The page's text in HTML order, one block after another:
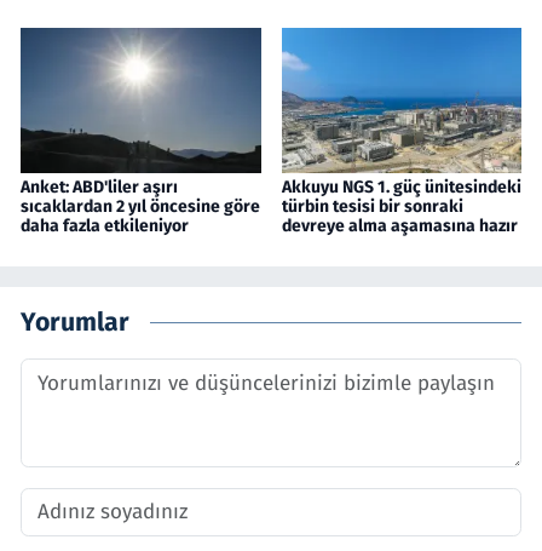
Anket: ABD'liler aşırı
sıcaklardan 2 yıl öncesine göre
daha fazla etkileniyor
Akkuyu NGS 1. güç ünitesindeki
türbin tesisi bir sonraki
devreye alma aşamasına hazır
Yorumlar